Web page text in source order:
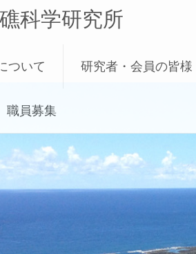
科学研究所
ついて 研究者・会員の皆様
職員募集